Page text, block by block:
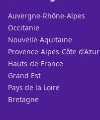
Auvergne-Rhône-Alpes
Occitanie
Nouvelle-Aquitaine
Provence-Alpes-Côte d'Azur
Hauts-de-France
Grand Est
Pays de la Loire
Bretagne